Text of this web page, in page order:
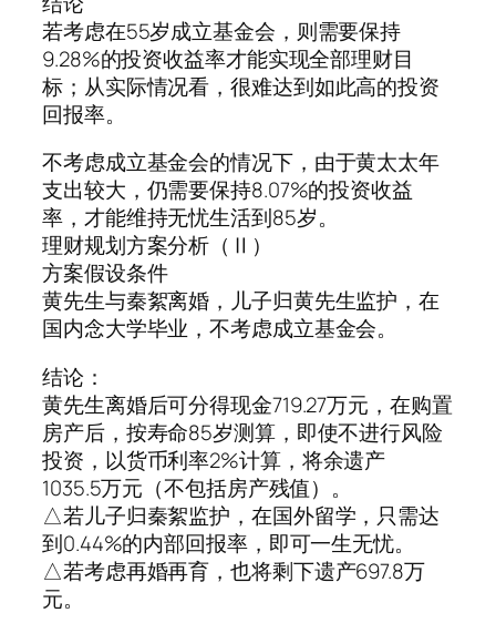
若考虑在55岁成立基金会，则需要保持
9.28%的投资收益率才能实现全部理财目
标；从实际情况看，很难达到如此高的投资
回报率。
不考虑成立基金会的情况下，由于黄太太年
支出较大，仍需要保持8.07%的投资收益
率，才能维持无忧生活到85岁。
理财规划方案分析（Ⅱ）
方案假设条件
黄先生与秦絮离婚，儿子归黄先生监护，在
国内念大学毕业，不考虑成立基金会。
结论：
黄先生离婚后可分得现金719.27万元，在购置
房产后，按寿命85岁测算，即使不进行风险
投资，以货币利率2%计算，将余遗产
1035.5万元（不包括房产残值）。
△若儿子归秦絮监护，在国外留学，只需达
到0.44%的内部回报率，即可一生无忧。
△若考虑再婚再育，也将剩下遗产697.8万
元。